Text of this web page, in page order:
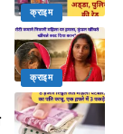
क्राइम
क्राइम